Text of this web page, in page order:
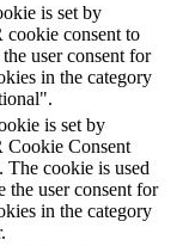
is set by
cookie consent to
user consent for
in the category
is set by
Cookie Consent
The cookie is used
the user consent for
in the category